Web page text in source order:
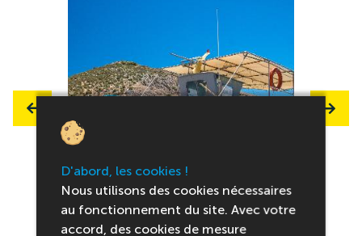
D'abord, les cookies !
Nous utilisons des cookies nécessaires
au fonctionnement du site. Avec votre
accord, des cookies de mesure